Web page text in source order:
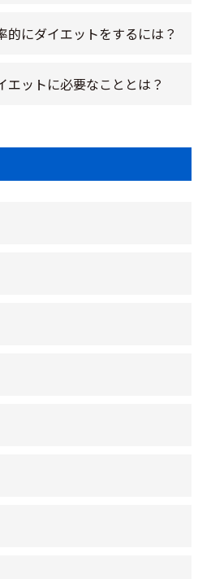
的にダイエットをするには？
エットに必要なこととは？